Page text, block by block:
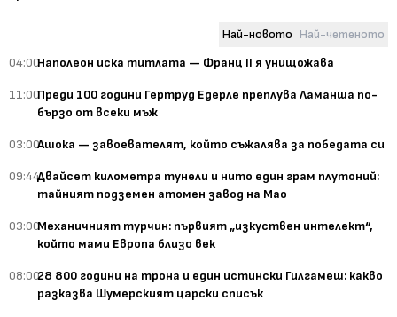
Най-новото Най-четеното
04:00Наполеон иска титлата — Франц II я унищожава
11:00Преди 100 години Гертруд Едерле преплува Ламанша по-
бързо от всеки мъж
03:00Ашока — завоевателят, който съжалява за победата си
09:44Двайсет километра тунели и нито един грам плутоний:
тайният подземен атомен завод на Мао
03:00Механичният турчин: първият „изкуствен интелект“,
който мами Европа близо век
08:0028 800 години на трона и един истински Гилгамеш: какво
разказва Шумерският царски списък